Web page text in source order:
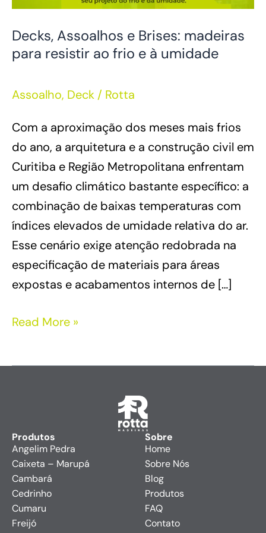
Decks, Assoalhos e Brises: madeiras
para resistir ao frio e à umidade
Assoalho, Deck / Rotta
Com a aproximação dos meses mais frios
do ano, a arquitetura e a construção civil em
Curitiba e Região Metropolitana enfrentam
um desafio climático bastante específico: a
combinação de baixas temperaturas com
índices elevados de umidade relativa do ar.
Esse cenário exige atenção redobrada na
especificação de materiais para áreas
expostas e acabamentos internos de […]
frio
e
umidade
Read More »
Produtos
Angelim Pedra
Caixeta – Marupá
Cambará
Cedrinho
Cumaru
Freijó
Sobre
Home
Sobre Nós
Blog
Produtos
FAQ
Contato